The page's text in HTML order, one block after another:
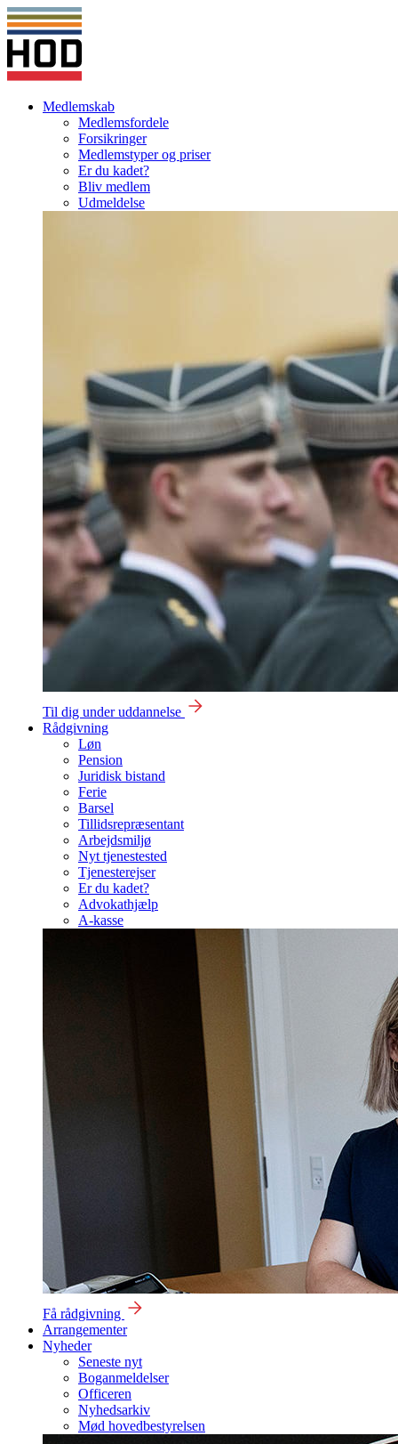
Medlemskab
Medlemsfordele
Forsikringer
Medlemstyper og priser
Er du kadet?
Bliv medlem
Udmeldelse
Til dig under uddannelse
Rådgivning
Løn
Pension
Juridisk bistand
Ferie
Barsel
Tillidsrepræsentant
Arbejdsmiljø
Nyt tjenestested
Tjenesterejser
Er du kadet?
Advokathjælp
A-kasse
Få rådgivning
Arrangementer
Nyheder
Seneste nyt
Boganmeldelser
Officeren
Nyhedsarkiv
Mød hovedbestyrelsen